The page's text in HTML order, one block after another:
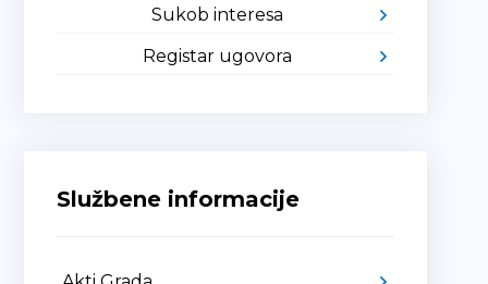
Sukob interesa
Registar ugovora
Službene informacije